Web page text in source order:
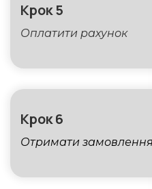
Крок 5
Оплатити рахунок
Крок 6
Отримати замовлення